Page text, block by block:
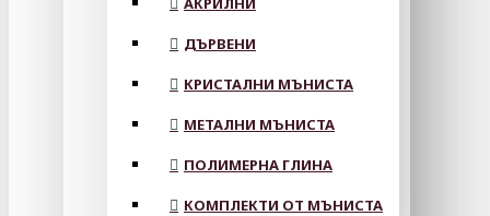
ДЪРВЕНИ
КРИСТАЛНИ МЪНИСТА
МЕТАЛНИ МЪНИСТА
ПОЛИМЕРНА ГЛИНА
КОМПЛЕКТИ ОТ МЪНИСТА